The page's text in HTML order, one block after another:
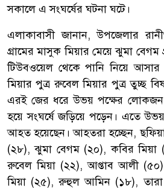
সকালে এ সংঘর্ষের ঘটনা ঘটে।
এলাকাবাসী জানান, উপজেলার
গ্রামের মাসুক মিয়ার মেয়ে ঝুমা বেগম
টিউবওয়েল থেকে পানি নিয়ে
মিয়ার পুত্র রুবেল মিয়ার পুত্র তুচ্ছ
এরই জের ধরে উভয় পক্ষের লোকজন
হয়ে সংঘর্ষে জড়িয়ে পড়েন। এতে
আহত হয়েছেন। আহতরা হচ্ছেন,
(২৮), ঝুমা বেগম (২০), কবির মিয়া
রুবেল মিয়া (২২), আপ্তাব আলী
মিয়া (২৫), রুহুল আমিন (১৮), তারা